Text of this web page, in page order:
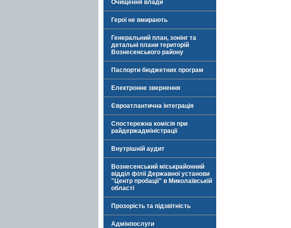
Очищення влади
Герої не вмирають
Генеральний план, зонінг та
детальні плани територій
Вознесенського району
Паспорти бюджетних програм
Електронне звернення
Євроатлантична інтеграція
Спостережна комісія при
райдержадміністрації
Внутрішній аудит
Вознесенський міськрайонний
відділ філії Державної установи
"Центр пробації" в Миколаївській
області
Прозорість та підзвітність
Адмінпослуги